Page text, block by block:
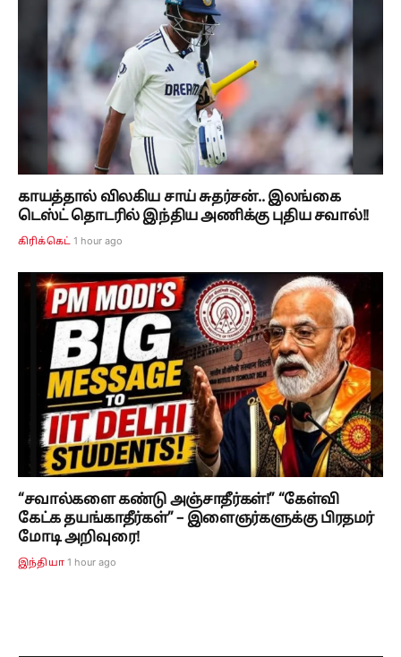
காயத்தால் விலகிய சாய் சுதர்சன்.. இலங்கை
டெஸ்ட் தொடரில் இந்திய அணிக்கு புதிய சவால்!!
கிரிக்கெட் 1 hour ago
“சவால்களை கண்டு அஞ்சாதீர்கள்!” “கேள்வி
கேட்க தயங்காதீர்கள்” – இளைஞர்களுக்கு பிரதமர்
மோடி அறிவுரை!
இந்தியா 1 hour ago